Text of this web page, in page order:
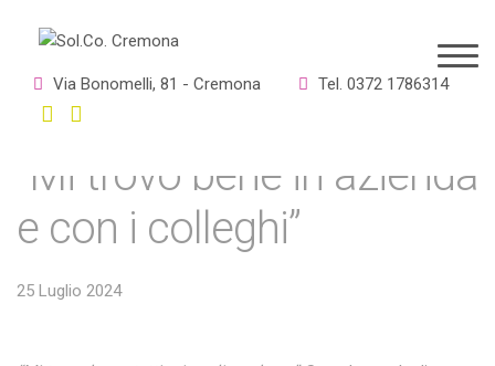
Via Bonomelli, 81 - Cremona Tel. 0372 1786314
Giulia, da Codogno a
Cremona per Wonder.
“Mi trovo bene in azienda
e con i colleghi”
25 Luglio 2024